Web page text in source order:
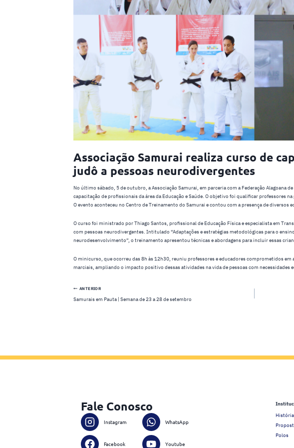
Associação Samurai realiza curso de
judô a pessoas neurodivergentes
No último sábado, 5 de outubro, a Associação Samurai, em parceria com a Federação Alagoana
capacitação de profissionais da área da Educação e Saúde. O objetivo foi qualificar professores
O evento aconteceu no Centro de Treinamento do Samurai e contou com a presença de diversos
O curso foi ministrado por Thiago Santos, profissional de Educação Física e especialista em
com pessoas neurodivergentes. Intitulado “Adaptações e estratégias metodológicas para o
neurodesenvolvimento”, o treinamento apresentou técnicas e abordagens para incluir essas
O minicurso, que ocorreu das 8h às 12h30, reuniu professores e educadores comprometidos
marciais, ampliando o impacto positivo dessas atividades na vida de pessoas com necessidades
Navegação
de
ANTERIOR
Samurais em Pauta | Semana de 23 a 28 de setembro
Fale Conosco
Instagram WhatsApp
Facebook Youtube
História
Polos